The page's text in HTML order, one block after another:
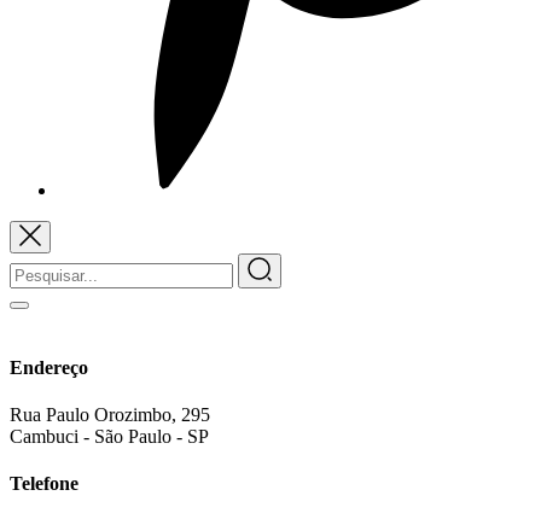
Endereço
Rua Paulo Orozimbo, 295
Cambuci - São Paulo - SP
Telefone